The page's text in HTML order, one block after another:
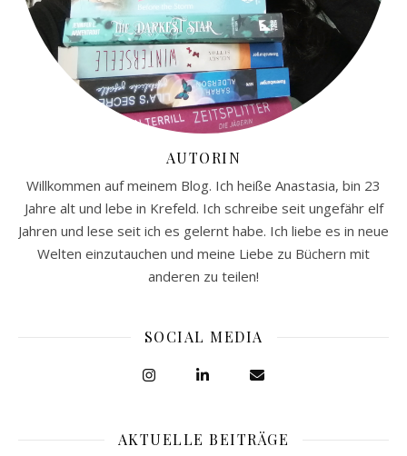
AUTORIN
Willkommen auf meinem Blog. Ich heiße Anastasia, bin 23
Jahre alt und lebe in Krefeld. Ich schreibe seit ungefähr elf
Jahren und lese seit ich es gelernt habe. Ich liebe es in neue
Welten einzutauchen und meine Liebe zu Büchern mit
anderen zu teilen!
SOCIAL MEDIA
AKTUELLE BEITRÄGE